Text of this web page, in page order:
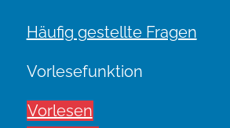
Häufig gestellte Fragen
Vorlesefunktion
Vorlesen